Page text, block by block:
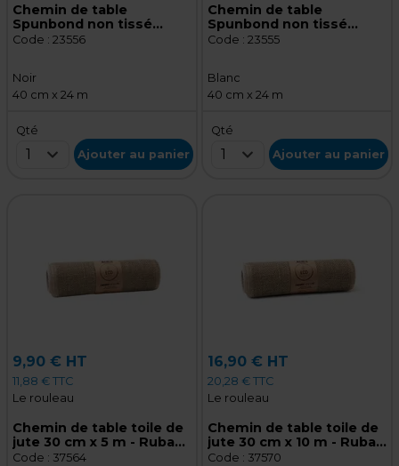
Chemin de table
Spunbond non tissé
prédécoupé - Tête à tête
Code : 23556
Noir
40 cm x 24 m
Qté
1 Ajouter au panier
Chemin de table
Spunbond non tissé
prédécoupé - Tête à tête
Code : 23555
Blanc
40 cm x 24 m
Qté
1 Ajouter au panier
9,90 € HT
11,88 € TTC
Le rouleau
Chemin de table toile de
jute 30 cm x 5 m - Ruban
de jute - Naturel
Code : 37564
16,90 € HT
20,28 € TTC
Le rouleau
Chemin de table toile de
jute 30 cm x 10 m - Ruban
de jute - Naturel
Code : 37570